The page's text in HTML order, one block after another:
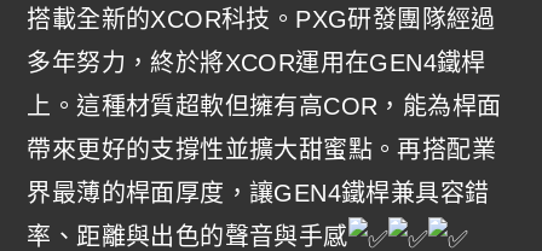
搭載全新的XCOR科技。PXG研發團隊經過
多年努力，終於將XCOR運用在GEN4鐵桿
上。這種材質超軟但擁有高COR，能為桿面
帶來更好的支撐性並擴大甜蜜點。再搭配業
界最薄的桿面厚度，讓GEN4鐵桿兼具容錯
率、距離與出色的聲音與手感